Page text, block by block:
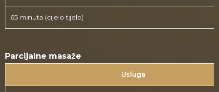
65 minuta (cijelo tijelo)
Parcijalne masaže
Usluga